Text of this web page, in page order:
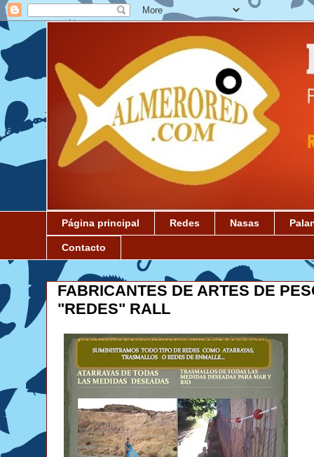
Página principal Redes Nasas
Contacto
FABRICANTES DE ARTES DE
"REDES" RALL